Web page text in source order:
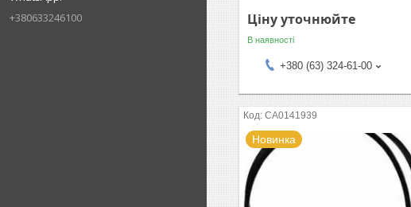
+380633246100 Ціну уточнюйте
В наявності
+380 (63) 324-61-00
CA0141939
Новинка